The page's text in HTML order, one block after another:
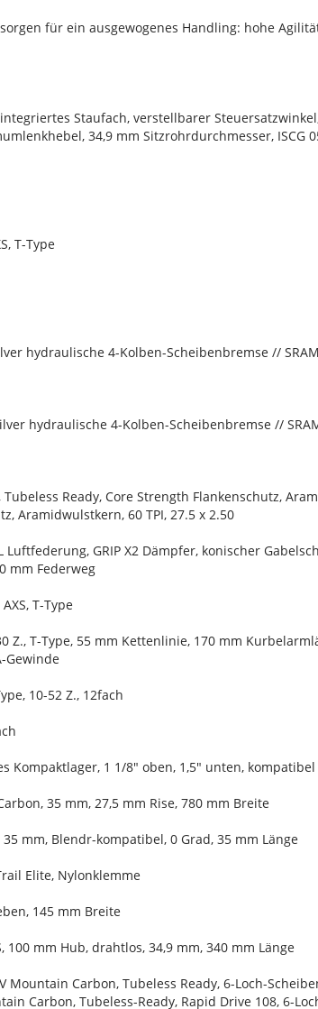
für ein ausgewogenes Handling: hohe
Staufach, verstellbarer
34,9 mm Sitzrohrdurchmesser, ISCG
T-Type
hydraulische 4-Kolben-Scheibenbremse //
hydraulische 4-Kolben-Scheibenbremse //
Ready, Core Strength Flankenschutz,
Aramidwulstkern, 60 TPI, 27.5 x 2.50
Luftfederung, GRIP X2 Dämpfer, konischer
mm Federweg
T-Type
Z., T-Type, 55 mm Kettenlinie, 170 mm
Gewinde
10-52 Z., 12fach
Kompaktlager, 1 1/8" oben, 1,5" unten,
35 mm, 27,5 mm Rise, 780 mm Breite
mm, Blendr-kompatibel, 0 Grad, 35 mm Länge
Elite, Nylonklemme
145 mm Breite
100 mm Hub, drahtlos, 34,9 mm, 340 mm Länge
Mountain Carbon, Tubeless Ready, 6-Loch-
Carbon, Tubeless-Ready, Rapid Drive 108, 6-